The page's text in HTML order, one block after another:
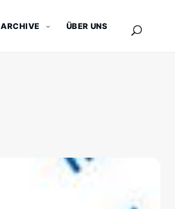
ARCHIVE ÜBER UNS